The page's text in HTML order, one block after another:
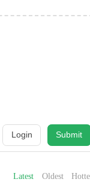
Login Submit
Latest Oldest